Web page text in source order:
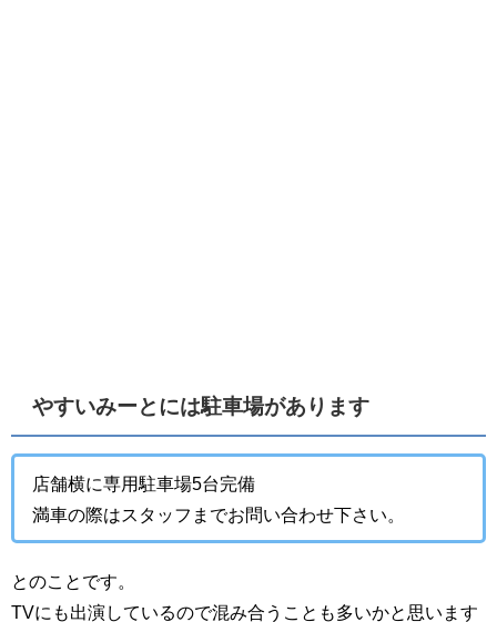
やすいみーとには駐車場があります
店舗横に専用駐車場5台完備
満車の際はスタッフまでお問い合わせ下さい。
とのことです。
TVにも出演しているので混み合うことも多いかと思います